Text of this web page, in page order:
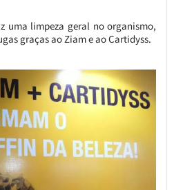
uma limpeza geral no organismo,
graças ao Ziam e ao Cartidyss.